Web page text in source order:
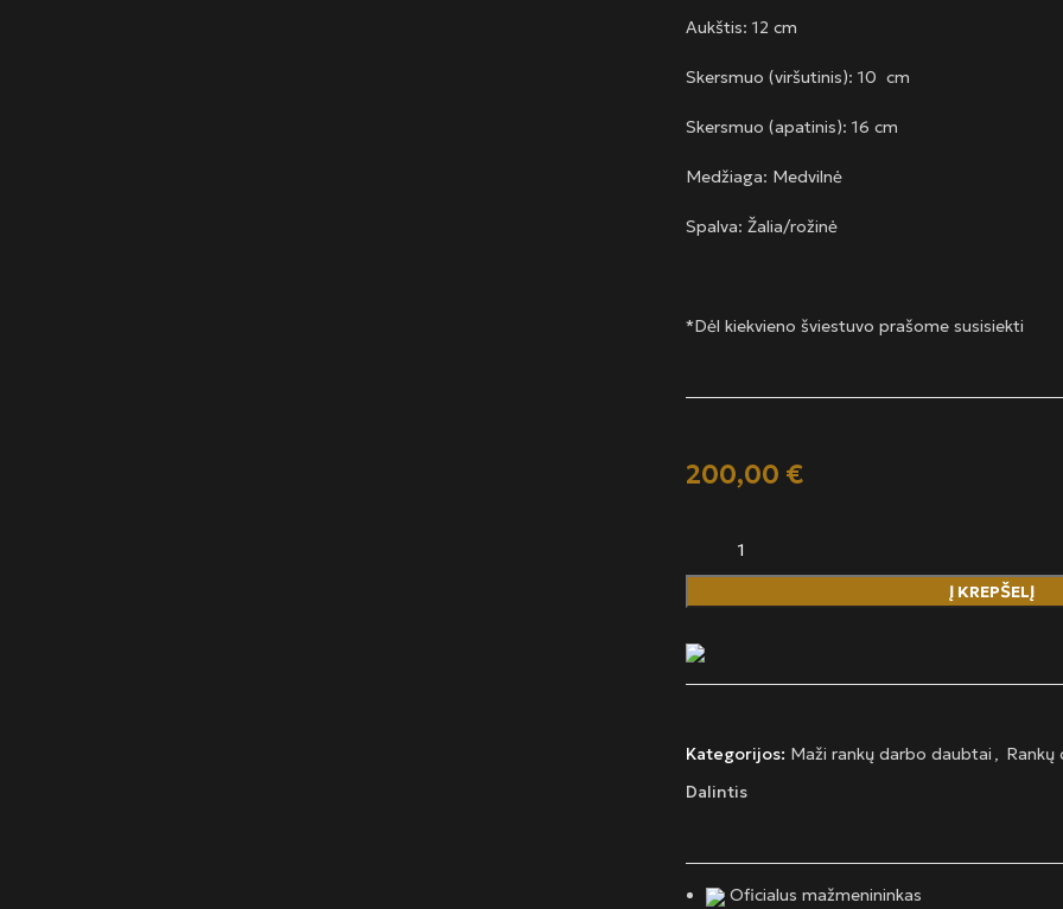
Aukštis: 12 cm
Skersmuo (viršutinis): 10 cm
Skersmuo (apatinis): 16 cm
Medžiaga: Medvilnė
Spalva: Žalia/rožinė
*Dėl kiekvieno šviestuvo prašome susisiekti
200,00 €
Į KREPŠELĮ
Kategorijos: Maži rankų darbo daubtai , Rankų
Dalintis
Oficialus mažmenininkas